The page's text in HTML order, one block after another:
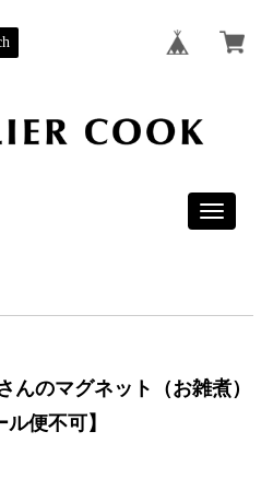
Toggle
んのマグネット（お雑煮）
ル便不可】